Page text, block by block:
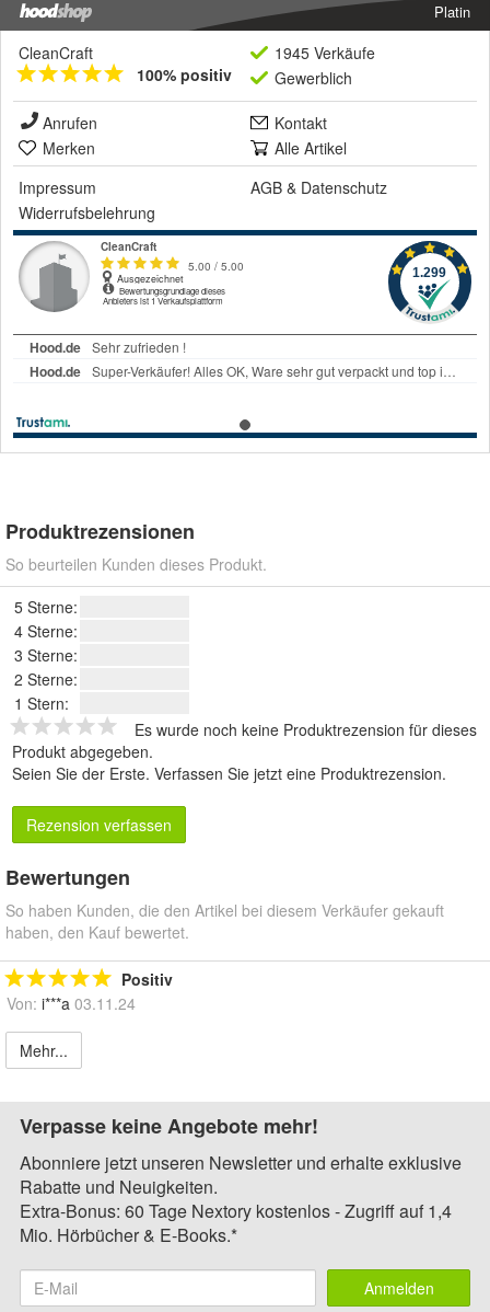
Platin
CleanCraft
100% positiv
1945 Verkäufe
Gewerblich
Anrufen
Kontakt
Merken
Alle Artikel
Impressum
AGB & Datenschutz
Widerrufsbelehrung
Produktrezensionen
So beurteilen Kunden dieses Produkt.
5 Sterne:
4 Sterne:
3 Sterne:
2 Sterne:
1 Stern:
Es wurde noch keine Produktrezension für dieses
Produkt abgegeben.
Seien Sie der Erste. Verfassen Sie jetzt eine Produktrezension.
Rezension verfassen
Bewertungen
So haben Kunden, die den Artikel bei diesem Verkäufer gekauft
haben, den Kauf bewertet.
Positiv
Von: i***a 03.11.24
Mehr...
Verpasse keine Angebote mehr!
Abonniere jetzt unseren Newsletter und erhalte exklusive
Rabatte und Neuigkeiten.
Extra-Bonus: 60 Tage Nextory kostenlos - Zugriff auf 1,4
Mio. Hörbücher & E-Books.*
Anmelden